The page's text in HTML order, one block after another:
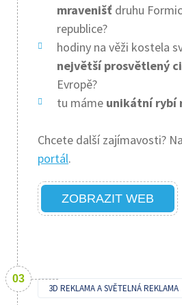
mravenišť druhu
republice?
hodiny na věži kostela
největší prosvětlený
Evropě?
tu máme unikátní rybí
Chcete další zajímavosti?
portál.
ZOBRAZIT WEB
3D REKLAMA A SVĚTELNÁ REKLAMA